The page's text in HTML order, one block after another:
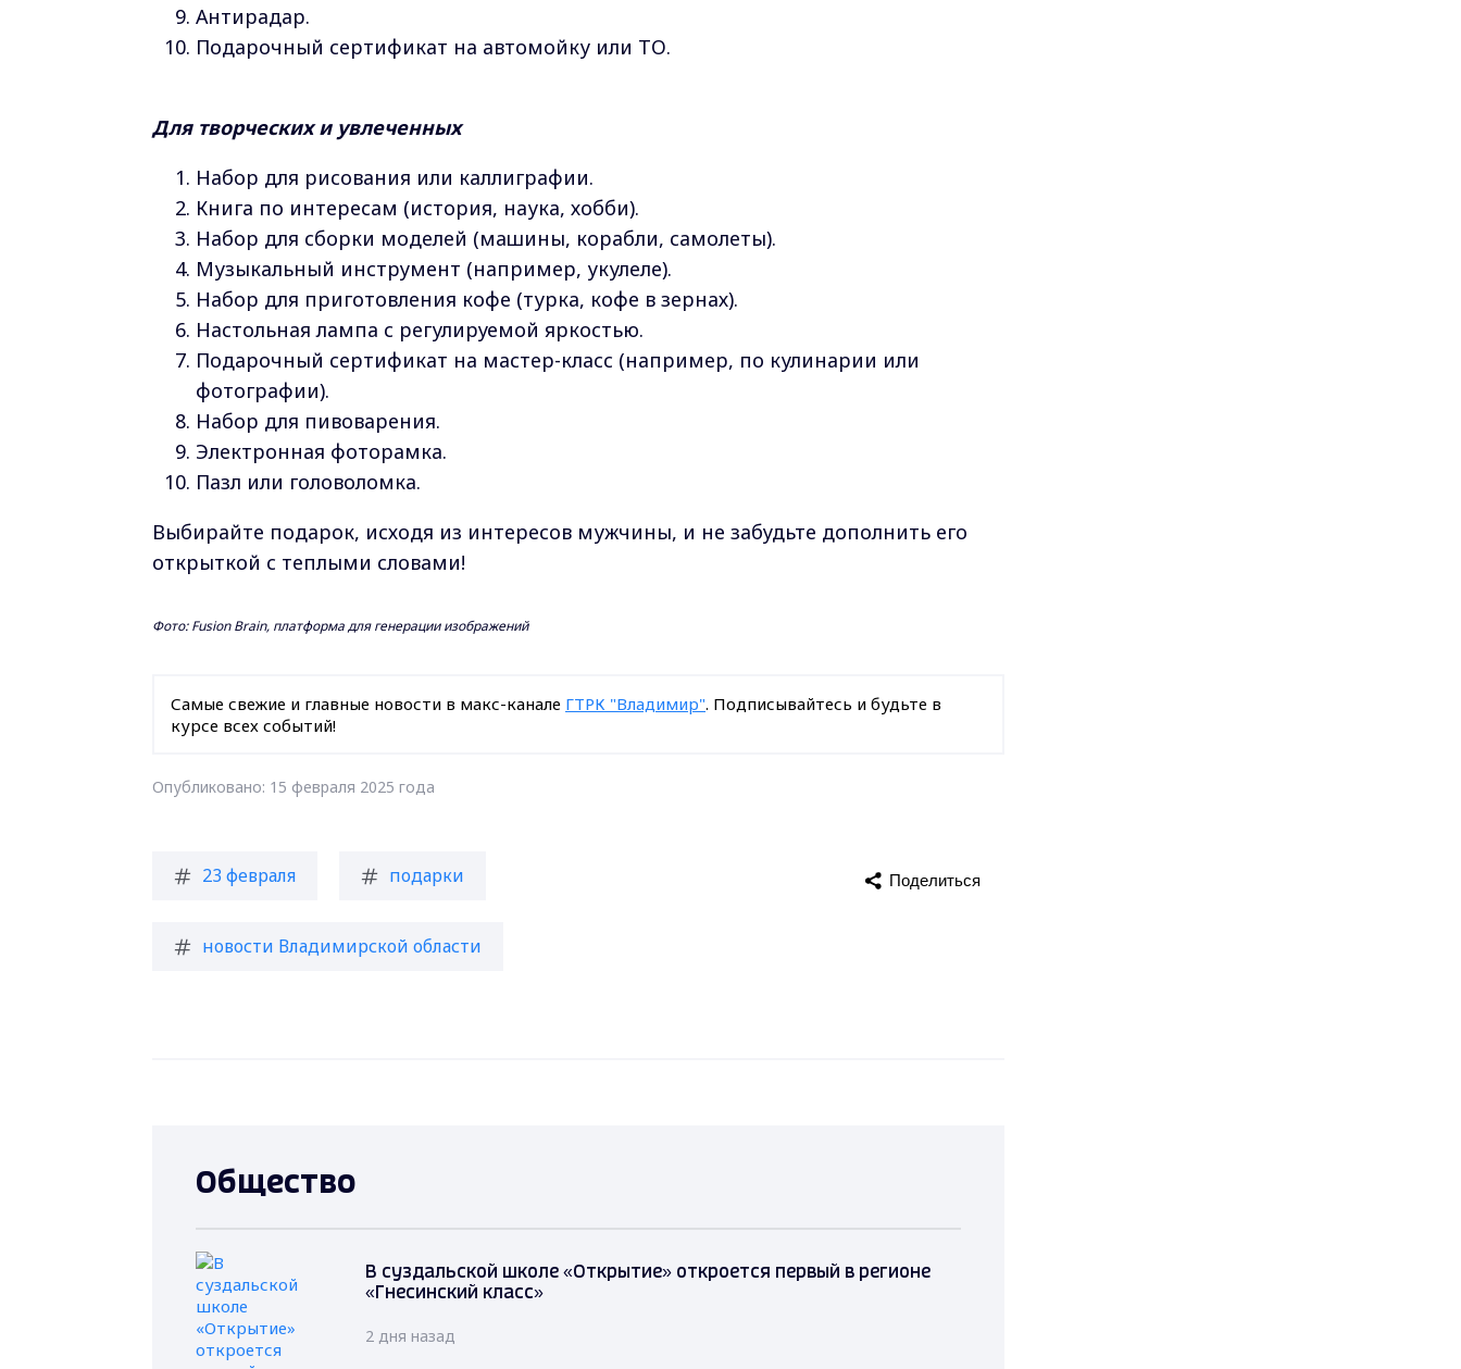
Антирадар.
Подарочный сертификат на автомойку или ТО.
Для творческих и увлеченных
Набор для рисования или каллиграфии.
Книга по интересам (история, наука, хобби).
Набор для сборки моделей (машины, корабли, самолеты).
Музыкальный инструмент (например, укулеле).
Набор для приготовления кофе (турка, кофе в зернах).
Настольная лампа с регулируемой яркостью.
Подарочный сертификат на мастер-класс (например, по кулинарии или
фотографии).
Набор для пивоварения.
Электронная фоторамка.
Пазл или головоломка.
Выбирайте подарок, исходя из интересов мужчины, и не забудьте дополнить его
открыткой с теплыми словами!
Фото: Fusion Brain, платформа для генерации изображений
Самые свежие и главные новости в макс-канале ГТРК "Владимир". Подписывайтесь и будьте в
курсе всех событий!
Опубликовано: 15 февраля 2025 года
23 февраля подарки
новости Владимирской области
Поделиться
Общество
В суздальской школе «Открытие» откроется первый в регионе
«Гнесинский класс»
2 дня назад